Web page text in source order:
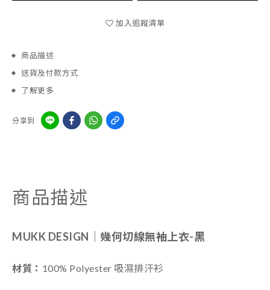
加入追蹤清單
商品描述
送貨及付款方式
了解更多
分享到
商品描述
MUKK DESIGN｜ 幾何切線無袖上衣-黑
材質： 100% Polyester 吸濕排汗衫